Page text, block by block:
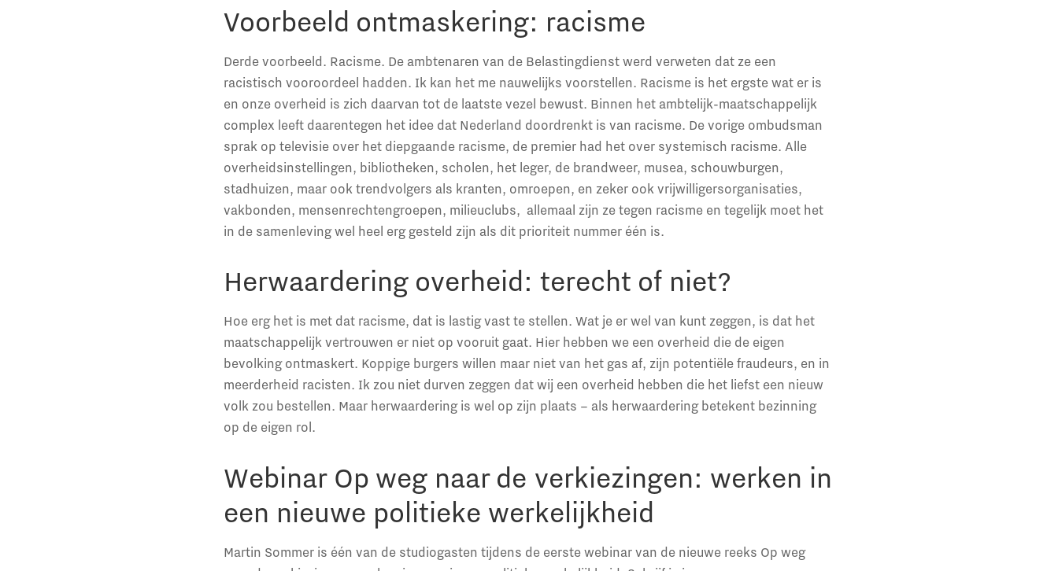
Voorbeeld ontmaskering: racisme
Derde voorbeeld. Racisme. De ambtenaren van de Belastingdienst werd verweten dat ze een
racistisch vooroordeel hadden. Ik kan het me nauwelijks voorstellen. Racisme is het ergste wat er is
en onze overheid is zich daarvan tot de laatste vezel bewust. Binnen het ambtelijk-maatschappelijk
complex leeft daarentegen het idee dat Nederland doordrenkt is van racisme. De vorige ombudsman
sprak op televisie over het diepgaande racisme, de premier had het over systemisch racisme. Alle
overheidsinstellingen, bibliotheken, scholen, het leger, de brandweer, musea, schouwburgen,
stadhuizen, maar ook trendvolgers als kranten, omroepen, en zeker ook vrijwilligersorganisaties,
vakbonden, mensenrechtengroepen, milieuclubs, allemaal zijn ze tegen racisme en tegelijk moet het
in de samenleving wel heel erg gesteld zijn als dit prioriteit nummer één is.
Herwaardering overheid: terecht of niet?
Hoe erg het is met dat racisme, dat is lastig vast te stellen. Wat je er wel van kunt zeggen, is dat het
maatschappelijk vertrouwen er niet op vooruit gaat. Hier hebben we een overheid die de eigen
bevolking ontmaskert. Koppige burgers willen maar niet van het gas af, zijn potentiële fraudeurs, en in
meerderheid racisten. Ik zou niet durven zeggen dat wij een overheid hebben die het liefst een nieuw
volk zou bestellen. Maar herwaardering is wel op zijn plaats – als herwaardering betekent bezinning
op de eigen rol.
Webinar Op weg naar de verkiezingen: werken in
een nieuwe politieke werkelijkheid
Martin Sommer is één van de studiogasten tijdens de eerste webinar van de nieuwe reeks Op weg